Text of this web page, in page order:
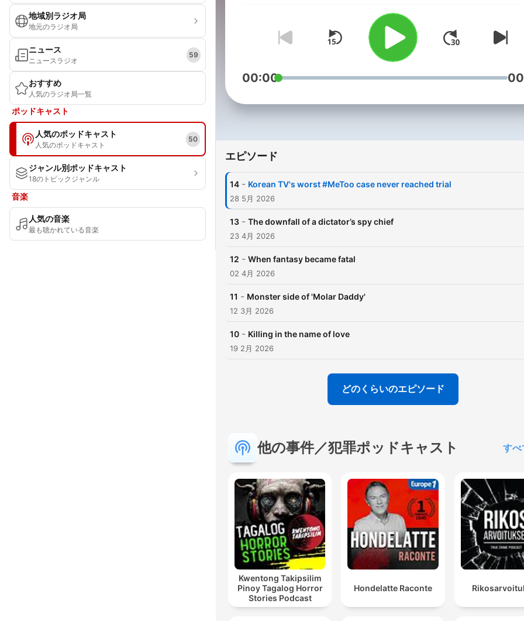
地域別ラジオ局
地元のラジオ局
ニュース
ニュースラジオ
59
おすすめ
人気のラジオ局一覧
ポッドキャスト
人気のポッドキャスト
人気のポッドキャスト
50
ジャンル別ポッドキャスト
18のトピックジャンル
音楽
人気の音楽
最も聴かれている音楽
you beyond the
the minds of perpetrators,
stories of victims and the
unanswered questions
graphic, listener discretion
related to the crimes
website: www.
00:00
エピソード
14 - Korean TV's worst #MeToo case never reached trial
28 5月 2026
13 - The downfall of a dictator’s spy chief
23 4月 2026
12 - When fantasy became fatal
02 4月 2026
11 - Monster side of 'Molar Daddy'
12 3月 2026
10 - Killing in the name of love
19 2月 2026
どのくらいのエピソード
他の事件／犯罪ポッドキャスト すべ
Kwentong Takipsilim
Pinoy Tagalog Horror
Stories Podcast
Hondelatte Raconte